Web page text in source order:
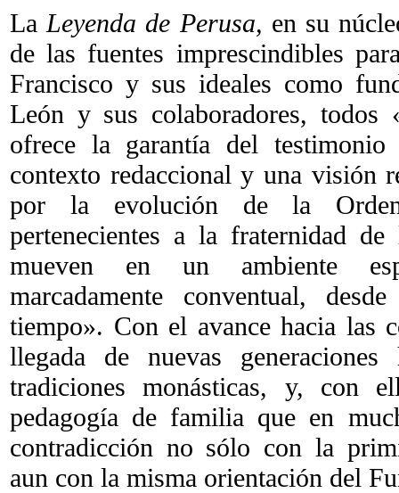
La Leyenda de Perusa, en su
de las fuentes imprescindibles
Francisco y sus ideales como
León y sus colaboradores, todos
ofrece la garantía del
contexto redaccional y una visión
por la evolución de la
pertenecientes a la fraternidad
mueven en un ambiente
marcadamente conventual,
tiempo». Con el avance hacia las
llegada de nuevas
tradiciones monásticas, y, con
pedagogía de familia que en
contradicción no sólo con la
aun con la misma orientación del